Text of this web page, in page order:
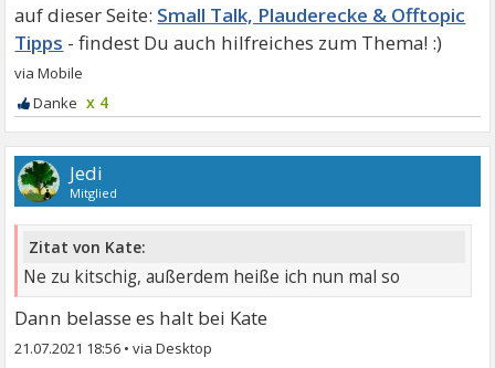
Small Talk, Plauderecke & Offtopic
Tipps
x 4
Jedi
Mitglied
Zitat von Kate:
Ne zu kitschig, außerdem heiße ich nun mal so
Dann belasse es halt bei Kate
21.07.2021 18:56 •